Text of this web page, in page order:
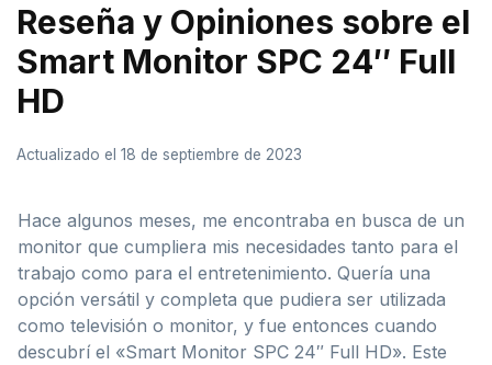
Reseña y Opiniones sobre el
Smart Monitor SPC 24″ Full
HD
Actualizado el 18 de septiembre de 2023
Hace algunos meses, me encontraba en busca de un
monitor que cumpliera mis necesidades tanto para el
trabajo como para el entretenimiento. Quería una
opción versátil y completa que pudiera ser utilizada
como televisión o monitor, y fue entonces cuando
descubrí el «Smart Monitor SPC 24″ Full HD». Este